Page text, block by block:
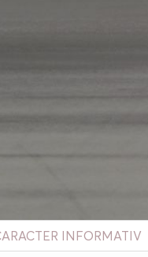
INFORMATIV